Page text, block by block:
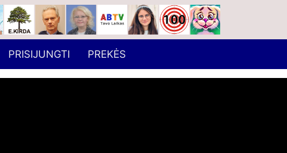
PRISIJUNGTI PREKĖS